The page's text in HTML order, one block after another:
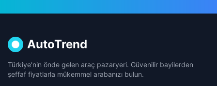
AutoTrend
Türkiye'nin önde gelen araç pazaryeri. Güvenilir bayilerden
şeffaf fiyatlarla mükemmel arabanızı bulun.